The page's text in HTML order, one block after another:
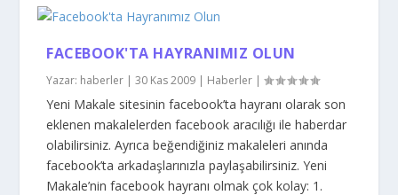
FACEBOOK'TA HAYRANIMIZ OLUN
Yazar: haberler |30 Kas 2009 | Haberler |
Yeni Makale sitesinin facebook’ta hayranı olarak son
eklenen makalelerden facebook aracılığı ile haberdar
olabilirsiniz. Ayrıca beğendiğiniz makaleleri anında
facebook’ta arkadaşlarınızla paylaşabilirsiniz. Yeni
Makale’nin facebook hayranı olmak çok kolay: 1.